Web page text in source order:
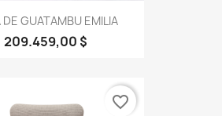
DE GUATAMBU EMILIA
209.459,00 $
favorite_border